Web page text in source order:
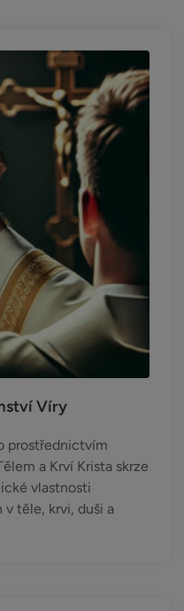
Víry
prostřednictvím
a Krví Krista skrze
vlastnosti
těle, krvi, duši a